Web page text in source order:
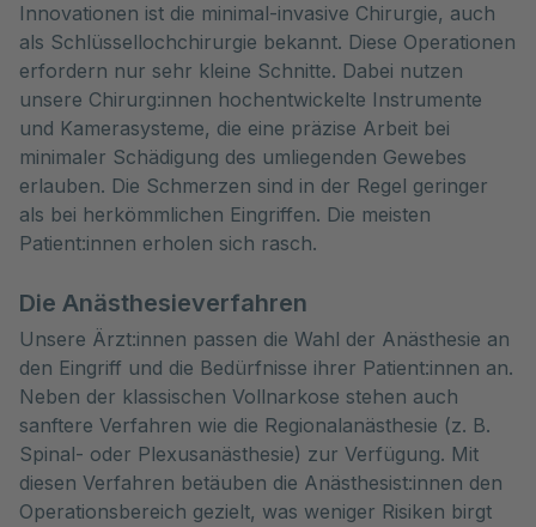
Innovationen ist die minimal-invasive Chirurgie, auch
als Schlüssellochchirurgie bekannt. Diese Operationen
erfordern nur sehr kleine Schnitte. Dabei nutzen
unsere Chirurg:innen hochentwickelte Instrumente
und Kamerasysteme, die eine präzise Arbeit bei
minimaler Schädigung des umliegenden Gewebes
erlauben. Die Schmerzen sind in der Regel geringer
als bei herkömmlichen Eingriffen. Die meisten
Patient:innen erholen sich rasch.
Die Anästhesieverfahren
Unsere Ärzt:innen passen die Wahl der Anästhesie an
den Eingriff und die Bedürfnisse ihrer Patient:innen an.
Neben der klassischen Vollnarkose stehen auch
sanftere Verfahren wie die Regionalanästhesie (z. B.
Spinal- oder Plexusanästhesie) zur Verfügung. Mit
diesen Verfahren betäuben die Anästhesist:innen den
Operationsbereich gezielt, was weniger Risiken birgt